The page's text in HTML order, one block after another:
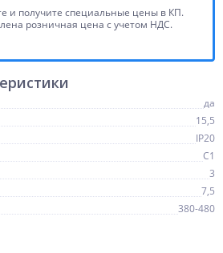
и получите специальные цены в КП.
розничная цена с учетом НДС.
да
15,5
IP20
C1
3
7,5
380-480